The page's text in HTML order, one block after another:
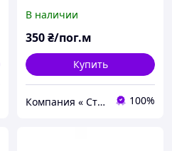
В наличии
350₴/пог.м
Купить
Компания « Строй Мастер » 100%